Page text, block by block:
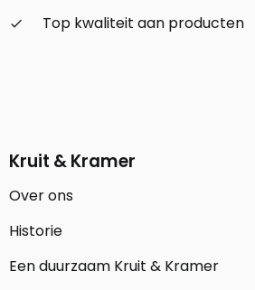
check_small
Top kwaliteit aan producten
Kruit & Kramer
Over ons
Historie
Een duurzaam Kruit & Kramer